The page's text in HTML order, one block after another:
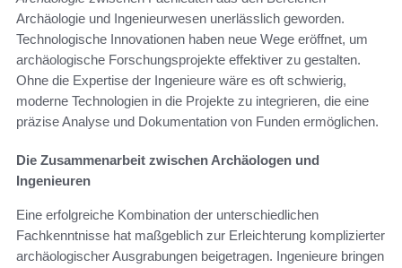
Archäologie und Ingenieurwesen unerlässlich geworden.
Technologische Innovationen haben neue Wege eröffnet, um
archäologische Forschungsprojekte effektiver zu gestalten.
Ohne die Expertise der Ingenieure wäre es oft schwierig,
moderne Technologien in die Projekte zu integrieren, die eine
präzise Analyse und Dokumentation von Funden ermöglichen.
Die Zusammenarbeit zwischen Archäologen und
Ingenieuren
Eine erfolgreiche Kombination der unterschiedlichen
Fachkenntnisse hat maßgeblich zur Erleichterung komplizierter
archäologischer Ausgrabungen beigetragen. Ingenieure bringen